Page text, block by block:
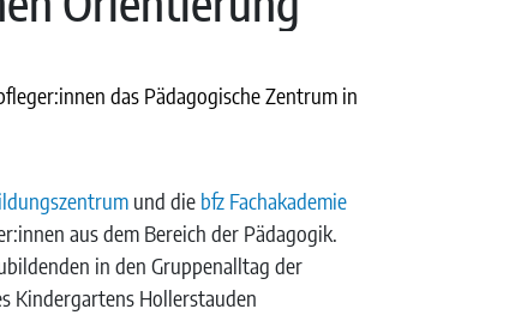
das Pädagogische Zentrum in
und die bfz Fachakademie
aus dem Bereich der Pädagogik.
in den Gruppenalltag der
Kindergartens Hollerstauden